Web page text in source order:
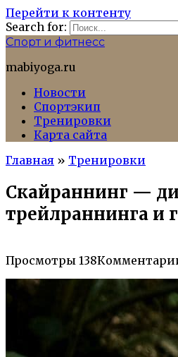
Перейти к контенту
Search for:
Спорт и фитнесс
mabiyoga.ru
Новости
Спортэкип
Тренировки
Карта сайта
Главная » Тренировки
Скайраннинг —
трейлраннинга и
Просмотры 138